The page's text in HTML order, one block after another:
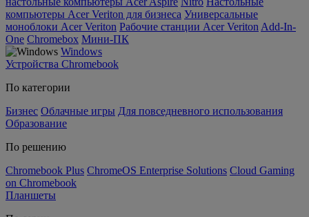
компьютеры Acer Veriton для бизнеса Универсальные
моноблоки Acer Veriton Рабочие станции Acer Veriton Add-In-
One Chromebox Мини-ПК
Windows
Устройства Chromebook
По категории
Бизнес Облачные игры Для повседневного использования
Образование
По решению
Chromebook Plus ChromeOS Enterprise Solutions Cloud Gaming
on Chromebook
Планшеты